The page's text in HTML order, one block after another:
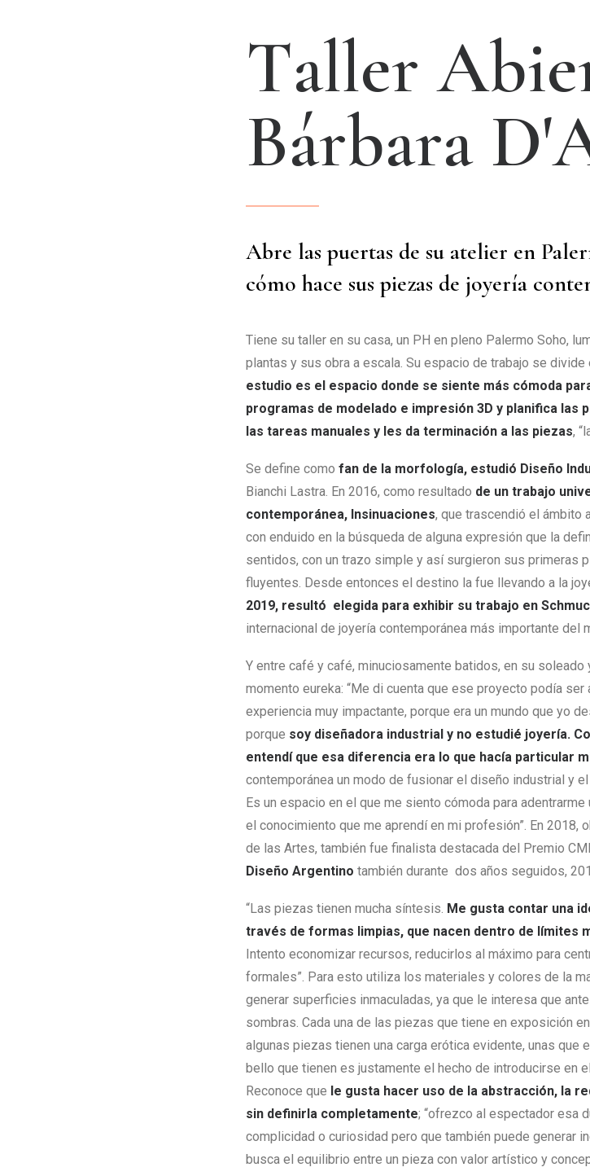
Taller Abie
Bárbara D'
Abre las puertas de su atelier en
cómo hace sus piezas de joyería
Tiene su taller en su casa, un PH en pleno Palermo Soho,
plantas y sus obra a escala. Su espacio de trabajo se
estudio es el espacio donde se siente más cómoda
programas de modelado e impresión 3D y planifica las
las tareas manuales y les da terminación a las piezas,
Se define como fan de la morfología, estudió Diseño
Bianchi Lastra. En 2016, como resultado de un trabajo
contemporánea, Insinuaciones, que trascendió el ámbito
con enduido en la búsqueda de alguna expresión que la
sentidos, con un trazo simple y así surgieron sus primeras
fluyentes. Desde entonces el destino la fue llevando a la
2019, resultó elegida para exhibir su trabajo en
internacional de joyería contemporánea más importante del
Y entre café y café, minuciosamente batidos, en su
momento eureka: “Me di cuenta que ese proyecto podía
experiencia muy impactante, porque era un mundo que yo
porque soy diseñadora industrial y no estudié joyería.
entendí que esa diferencia era lo que hacía particular
contemporánea un modo de fusionar el diseño industrial y
Es un espacio en el que me siento cómoda para
el conocimiento que me aprendí en mi profesión”. En 2018,
de las Artes, también fue finalista destacada del Premio
Diseño Argentino también durante dos años seguidos,
“Las piezas tienen mucha síntesis. Me gusta contar una
través de formas limpias, que nacen dentro de límites
Intento economizar recursos, reducirlos al máximo para
formales”. Para esto utiliza los materiales y colores de la
generar superficies inmaculadas, ya que le interesa que
sombras. Cada una de las piezas que tiene en exposición
algunas piezas tienen una carga erótica evidente, unas que
bello que tienen es justamente el hecho de introducirse en
Reconoce que le gusta hacer uso de la abstracción, la
sin definirla completamente; “ofrezco al espectador esa
complicidad o curiosidad pero que también puede generar
busca el equilibrio entre un pieza con valor artístico y